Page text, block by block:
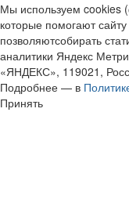
Мы используем cookies
которые помогают
позволяютсобирать
аналитики Яндекс
«ЯНДЕКС», 119021,
Подробнее — в
Принять